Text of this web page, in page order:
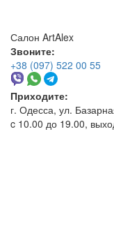
Салон ArtAlex
Звоните:
+38 (097) 522 00 55
Приходите:
г. Одесса, ул.
c 10.00 до 19.00,